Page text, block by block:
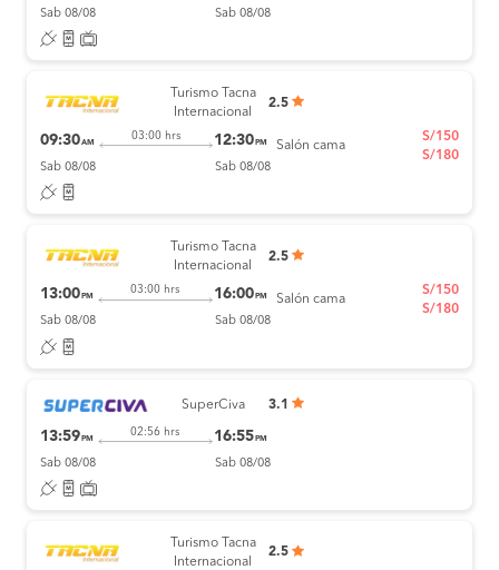
Sab 08/08 Sab 08/08
Turismo Tacna
Internacional
2.5
09:30AM
03:00 hrs 12:30 PM
Sab 08/08 Sab 08/08
Salón cama
S/150
S/180
Turismo Tacna
Internacional
2.5
13:00PM
03:00 hrs 16:00PM
Sab 08/08 Sab 08/08
Salón cama
S/150
S/180
SuperCiva 3.1
13:59 PM
02:56 hrs 16:55 PM
Sab 08/08 Sab 08/08
Turismo Tacna
Internacional
2.5